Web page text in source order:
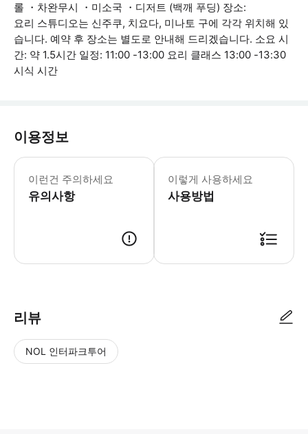
롤 ・차완무시 ・미소국 ・디저트 (백깨 푸딩) 장소:
요리 스튜디오는 신주쿠, 치요다, 미나토 구에 각각 위치해 있
습니다. 예약 후 장소는 별도로 안내해 드리겠습니다. 소요 시
간: 약 1.5시간 일정: 11:00 -13:00 요리 클래스 13:00 -13:30
시식 시간
이용정보
이런건 주의하세요
유의사항
쿠킹 스튜디오는 각각 신주쿠, 치요다
이렇게 사용하세요
사용방법
리뷰
NOL 인터파크투어